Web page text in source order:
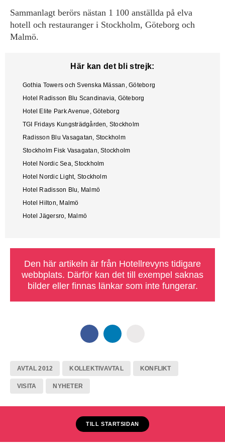
Sammanlagt berörs nästan 1 100 anställda på elva
hotell och restauranger i Stockholm, Göteborg och
Malmö.
Här kan det bli strejk:
Gothia Towers och Svenska Mässan, Göteborg
Hotel Radisson Blu Scandinavia, Göteborg
Hotel Elite Park Avenue, Göteborg
TGI Fridays Kungsträdgården, Stockholm
Radisson Blu Vasagatan, Stockholm
Stockholm Fisk Vasagatan, Stockholm
Hotel Nordic Sea, Stockholm
Hotel Nordic Light, Stockholm
Hotel Radisson Blu, Malmö
Hotel Hilton, Malmö
Hotel Jägersro, Malmö
Den här artikeln är från Hotellrevyns tidigare
webbplats. Därför kan det till exempel saknas
bilder eller finnas länkar som inte fungerar.
AVTAL 2012 KOLLEKTIVAVTAL KONFLIKT
VISITA NYHETER
TILL STARTSIDAN